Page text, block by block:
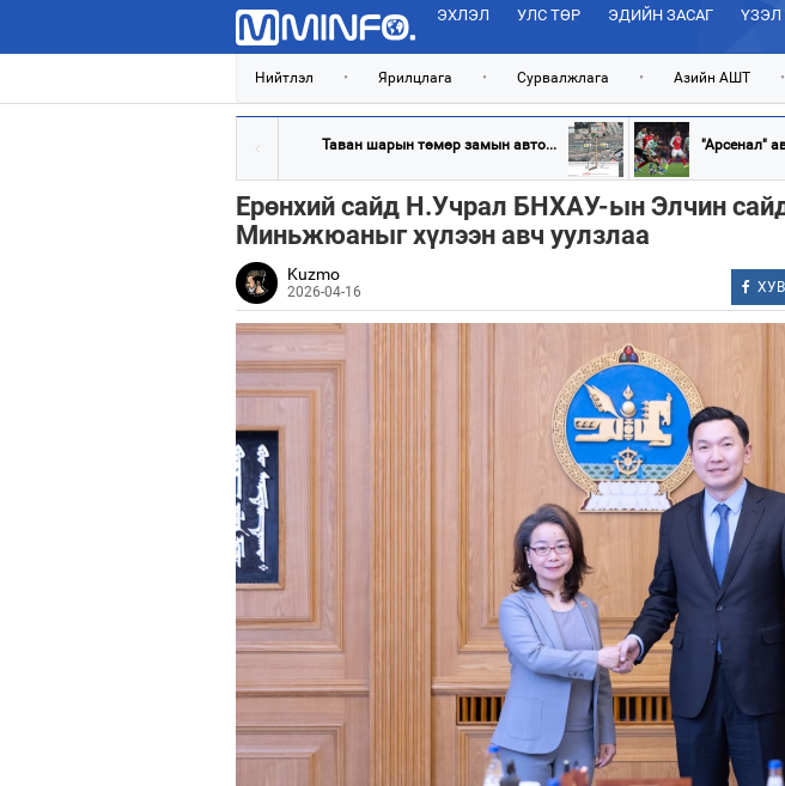
ЭХЛЭЛ УЛС ТӨР ЭДИЙН ЗАСАГ
Нийтлэл • Ярилцлага • Сурвалжлага • Азийн АШТ •
Таван шарын төмөр замын авто... "Арсенал"
Ерөнхий сайд Н.Учрал БНХАУ-ын Элчин
Миньжюаныг хүлээн авч уулзлаа
Kuzmo
2026-04-16